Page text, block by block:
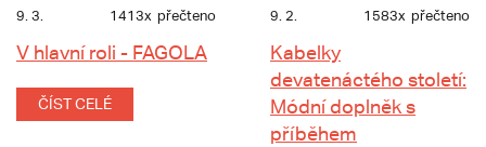
9. 3. 1413x přečteno
V hlavní roli - FAGOLA
ČÍST CELÉ
9. 2. 1583x přečteno
Kabelky
devatenáctého století:
Módní doplněk s
příběhem